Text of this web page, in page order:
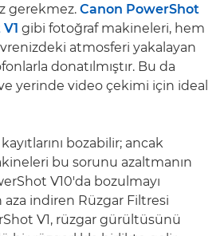
gerekmez. Canon PowerShot
gibi fotoğraf makineleri, hem
atmosferi yakalayan
donatılmıştır. Bu da
yerinde video çekimi için ideal
bozabilir; ancak
bu sorunu azaltmanın
V10'da bozulmayı
indiren Rüzgar Filtresi
V1, rüzgar gürültüsünü